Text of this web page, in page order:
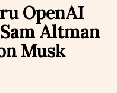
OpenAI
Altman
Musk